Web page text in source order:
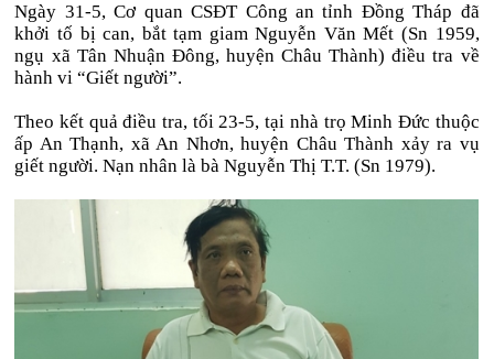
Ngày 31-5, Cơ quan CSĐT Công an tỉnh Đồng Tháp đã
khởi tố bị can, bắt tạm giam Nguyễn Văn Mết (Sn 1959,
ngụ xã Tân Nhuận Đông, huyện Châu Thành) điều tra về
hành vi “Giết người”.
Theo kết quả điều tra, tối 23-5, tại nhà trọ Minh Đức thuộc
ấp An Thạnh, xã An Nhơn, huyện Châu Thành xảy ra vụ
giết người. Nạn nhân là bà Nguyễn Thị T.T. (Sn 1979).